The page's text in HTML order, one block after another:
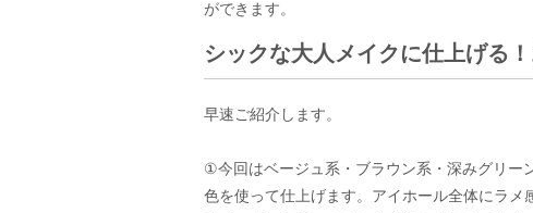
ができます。
シックな大人メイクに仕上げる
早速ご紹介します。
①今回はベージュ系・ブラウン系・深みグリー
色を使って仕上げます。アイホール全体にラメ